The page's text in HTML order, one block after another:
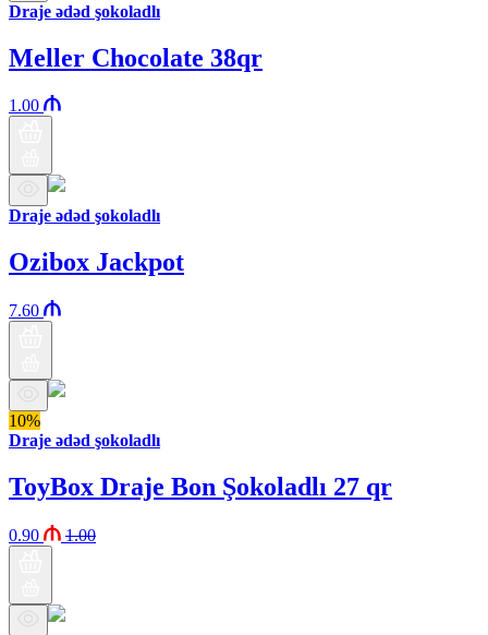
Draje ədəd şokoladlı
Meller Chocolate 38qr
1.00
Draje ədəd şokoladlı
Ozibox Jackpot
7.60
10%
Draje ədəd şokoladlı
ToyBox Draje Bon Şokoladlı 27 qr
0.90 1.00